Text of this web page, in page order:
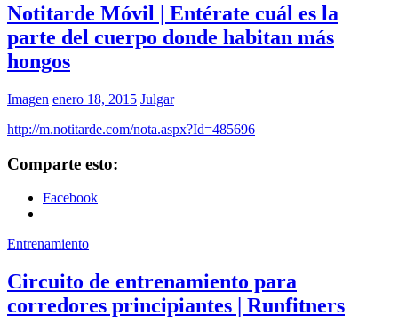
Notitarde Móvil | Entérate cuál es la
parte del cuerpo donde habitan más
hongos
Imagen enero 18, 2015 Julgar
http://m.notitarde.com/nota.aspx?Id=485696
Comparte esto:
Facebook
Entrenamiento
Circuito de entrenamiento para
corredores principiantes | Runfitners